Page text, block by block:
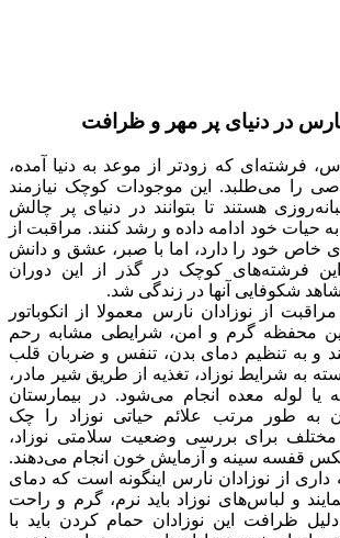
در دنیای پر مهر و ظرافت
فرشته‌ای که زودتر از موعد به دنیا آمده،
را می‌طلبد. این موجودات کوچک نیازمند
هستند تا بتوانند در دنیای پر چالش
حیات خود ادامه داده و رشد کنند. مراقبت از
خاص خود را دارد، اما با صبر، عشق و دانش
فرشته‌های کوچک در گذر از این دوران
شکوفایی آنها در زندگی شد.
از نوزادان نارس معمولا از انکوباتور
محفظه گرم و امن، شرایطی مشابه رحم
و به تنظیم دمای بدن، تنفس و ضربان قلب
به شرایط نوزاد، تغذیه از طریق شیر مادر،
لوله معده انجام می‌شود. در بیمارستان
به طور مرتب علائم حیاتی نوزاد را چک
مختلف برای بررسی وضعیت سلامتی نوزاد،
قفسه سینه و آزمایش خون انجام می‌دهند.
از نوزادان نارس اینگونه است که دمای
و لباس‌های نوزاد باید نرم، گرم و راحت
ظرافت این نوزادان حمام کردن باید با